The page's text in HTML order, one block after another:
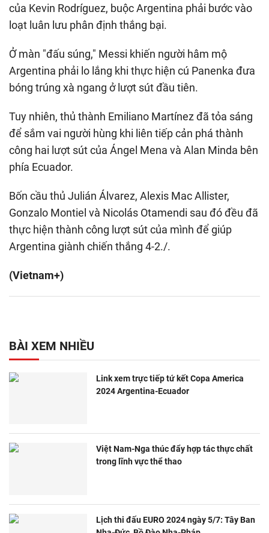
của Kevin Rodríguez, buộc Argentina phải bước vào
loạt luân lưu phân định thắng bại.
Ở màn "đấu súng," Messi khiến người hâm mộ
Argentina phải lo lắng khi thực hiện cú Panenka đưa
bóng trúng xà ngang ở lượt sút đầu tiên.
Tuy nhiên, thủ thành Emiliano Martínez đã tỏa sáng
để sắm vai người hùng khi liên tiếp cản phá thành
công hai lượt sút của Ángel Mena và Alan Minda bên
phía Ecuador.
Bốn cầu thủ Julián Álvarez, Alexis Mac Allister,
Gonzalo Montiel và Nicolás Otamendi sau đó đều đã
thực hiện thành công lượt sút của mình để giúp
Argentina giành chiến thắng 4-2./.
(Vietnam+)
BÀI XEM NHIỀU
Link xem trực tiếp tứ kết Copa America
2024 Argentina-Ecuador
Việt Nam-Nga thúc đẩy hợp tác thực chất
trong lĩnh vực thể thao
Lịch thi đấu EURO 2024 ngày 5/7: Tây Ban